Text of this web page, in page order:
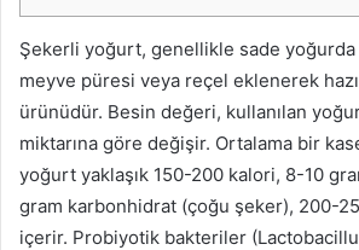
Şekerli yoğurt, genellikle sade yoğurda
meyve püresi veya reçel eklenerek
ürünüdür. Besin değeri, kullanılan
miktarına göre değişir. Ortalama bir
yoğurt yaklaşık 150-200 kalori, 8-10
gram karbonhidrat (çoğu şeker), 200-
içerir. Probiyotik bakteriler